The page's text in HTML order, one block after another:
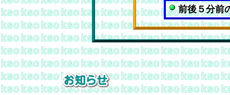
前後５分前